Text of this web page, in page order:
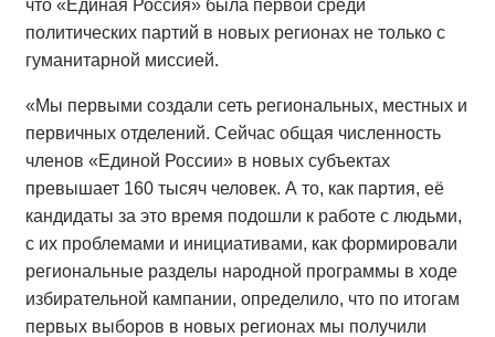
что «Единая Россия» была первой среди
политических партий в новых регионах не только с
гуманитарной миссией.
«Мы первыми создали сеть региональных, местных и
первичных отделений. Сейчас общая численность
членов «Единой России» в новых субъектах
превышает 160 тысяч человек. А то, как партия, её
кандидаты за это время подошли к работе с людьми,
с их проблемами и инициативами, как формировали
региональные разделы народной программы в ходе
избирательной кампании, определило, что по итогам
первых выборов в новых регионах мы получили